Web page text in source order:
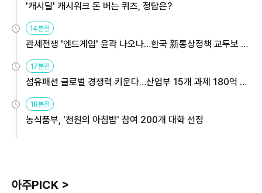
'캐시딜' 캐시워크 돈 버는 퀴즈, 정답은?
14분전
관세전쟁 '엔드게임' 윤곽 나오나…한국 新통상정책 교두보 활
용해야
17분전
섬유패션 글로벌 경쟁력 키운다…산업부 15개 과제 180억 지
원
18분전
농식품부, '천원의 아침밥' 참여 200개 대학 선정
아주PICK >